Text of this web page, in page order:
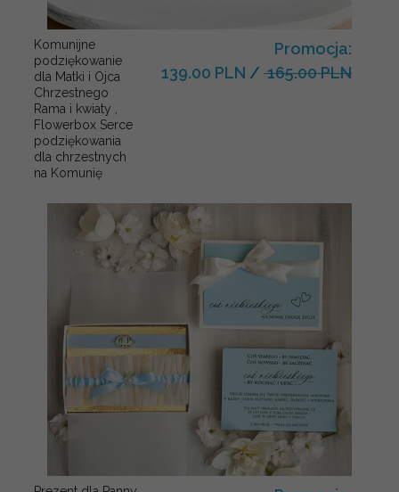
Komunijne
podziękowanie
dla Matki i Ojca
Chrzestnego
Rama i kwiaty ,
Flowerbox Serce
podziękowania
dla chrzestnych
na Komunię
Promocja:
139.00 PLN / 165.00 PLN